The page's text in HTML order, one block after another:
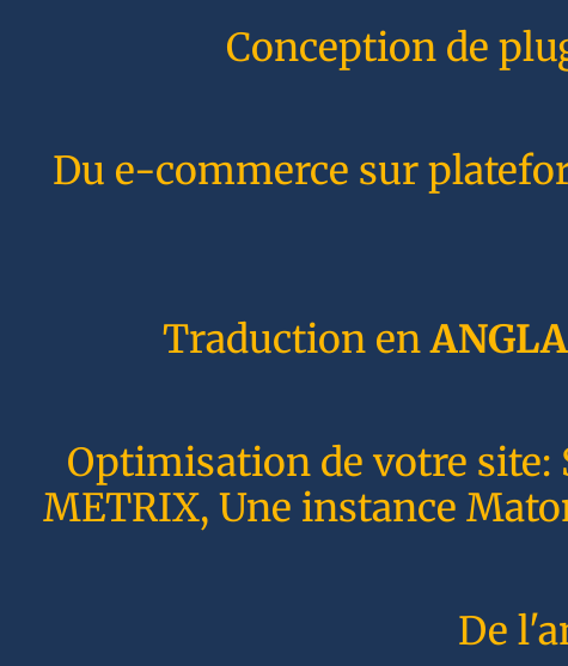
Conception de
Du e-commerce sur
Traduction en
Optimisation de votre site:
METRIX, Une instance
De